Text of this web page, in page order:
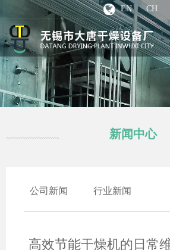
EN CH
新闻中心
公司新闻 行业新闻
高效节能干燥机的日常